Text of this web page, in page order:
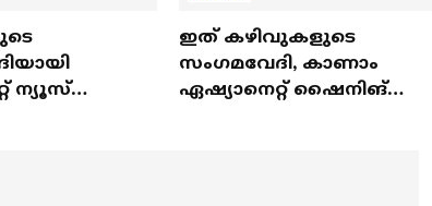
ന്യൂസ്
ഇത് കഴിവുകളുടെ
സംഗമവേദി, കാണാം
ഏഷ്യാനെറ്റ് ഷൈനിങ്